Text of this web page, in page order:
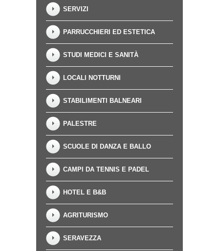
SERVIZI
PARRUCCHIERI ED ESTETICA
STUDI MEDICI E SANITÀ
LOCALI NOTTURNI
STABILIMENTI BALNEARI
PALESTRE
SCUOLE DI DANZA E BALLO
CAMPI DA TENNIS E PADEL
HOTEL E B&B
AGRITURISMO
SERAVEZZA